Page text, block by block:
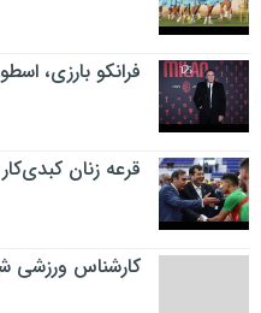
فرانکو بارزی،
قرعه زنان
کارشناس ورزشی